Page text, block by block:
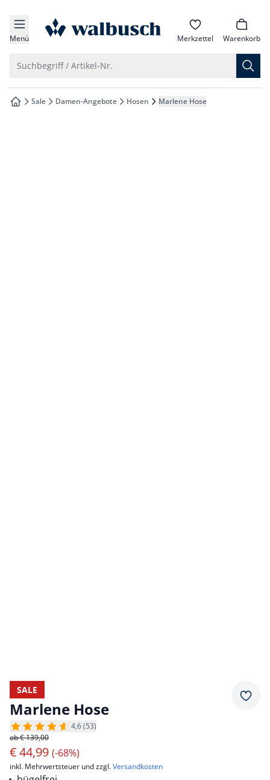
springen
springen
springen
springen
Menü zur Startseite Merkzettel Warenkorb
Suchbegriff / Artikel-Nr.
zur Startseite
Sale Damen-Angebote Hosen Marlene Hose
SALE
Marlene Hose
4,6 (53)
ab € 139,00
€44,99 (-68%)
inkl. Mehrwertsteuer und zzgl.Versandkosten